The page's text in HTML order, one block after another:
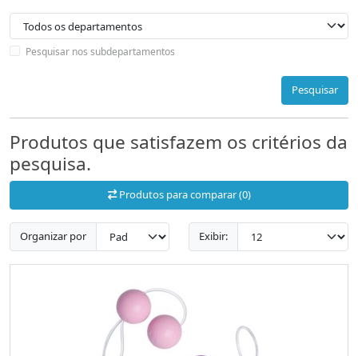
Pesquisar nos subdepartamentos
Pesquisar
Produtos que satisfazem os critérios da
pesquisa.
Produtos para comparar (0)
Organizar por Exibir: